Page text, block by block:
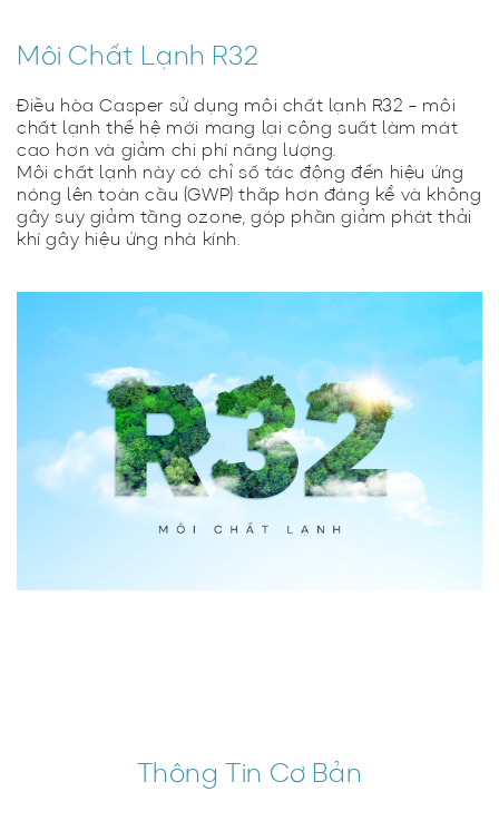
Môi Chất Lạnh R32
Điều hòa Casper sử dụng môi chất lạnh R32 - môi
chất lạnh thế hệ mới mang lại công suất làm mát
cao hơn và giảm chi phí năng lượng.
Môi chất lạnh này có chỉ số tác động đến hiệu ứng
nóng lên toàn cầu (GWP) thấp hơn đáng kể và không
gây suy giảm tầng ozone, góp phần giảm phát thải
khí gây hiệu ứng nhà kính.
Thông Tin Cơ Bản